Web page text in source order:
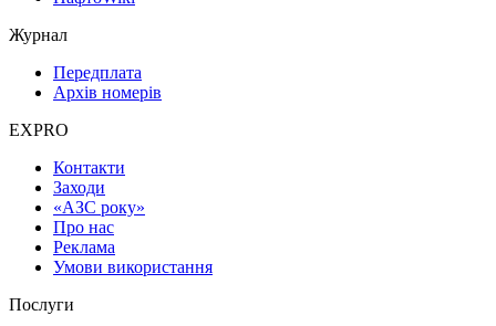
Журнал
Передплата
Архів номерів
EXPRO
Контакти
Заходи
«АЗС року»
Про нас
Реклама
Умови використання
Послуги